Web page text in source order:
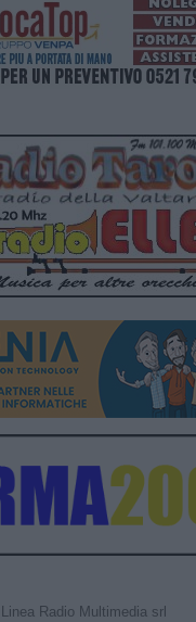
Linea Radio Multimedia srl